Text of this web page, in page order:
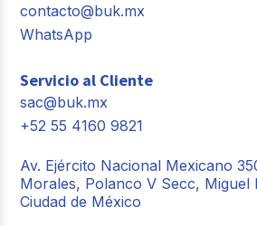
contacto@buk.mx
WhatsApp
Servicio al Cliente
sac@buk.mx
+52 55 4160 9821
Av. Ejército Nacional Mexicano
Morales, Polanco V Secc, Miguel
Ciudad de México